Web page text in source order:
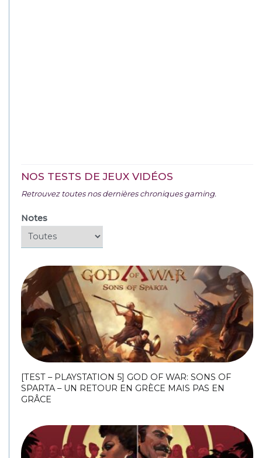
NOS TESTS DE JEUX VIDÉOS
Retrouvez toutes nos dernières chroniques gaming.
Notes
[TEST – PLAYSTATION 5] GOD OF WAR: SONS OF
SPARTA – UN RETOUR EN GRÈCE MAIS PAS EN
GRÂCE